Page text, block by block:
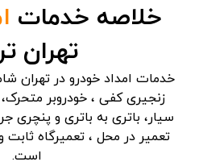
خلاصه خدمات
تهران
خدمات امداد خودرو در تهران
زنجیری کفی ، خودروبر
سیار، باتری به باتری و
تعمیر در محل ، تعمیرگاه
است.